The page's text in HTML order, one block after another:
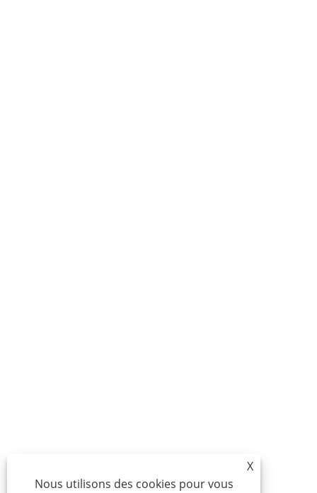
X
Nous utilisons des cookies pour vous